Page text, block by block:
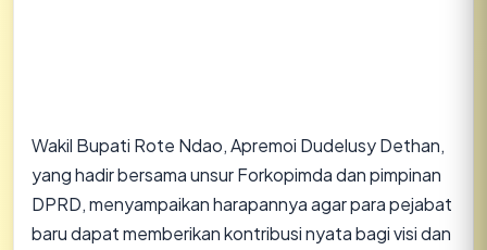
​Wakil Bupati Rote Ndao, Apremoi Dudelusy Dethan,
yang hadir bersama unsur Forkopimda dan pimpinan
DPRD, menyampaikan harapannya agar para pejabat
baru dapat memberikan kontribusi nyata bagi visi dan